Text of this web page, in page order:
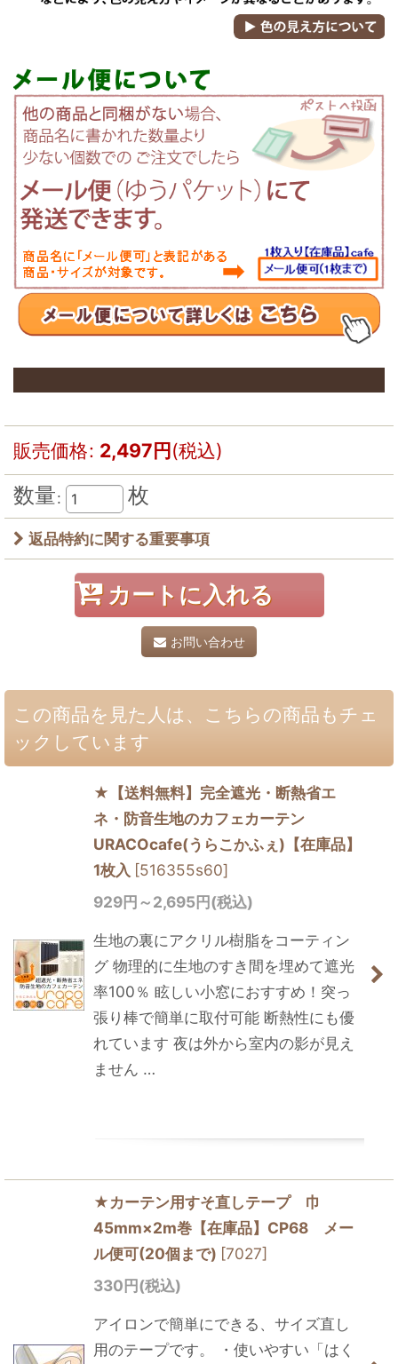
販売価格: 2,497円(税込)
数量: 枚
返品特約に関する重要事項
カートに入れる
お問い合わせ
この商品を見た人は、こちらの商品もチェ
ックしています
★【送料無料】完全遮光・断熱省エ
ネ・防音生地のカフェカーテン
URACOcafe(うらこかふぇ)【在庫品】
1枚入 [516355s60]
929円 ～2,695円(税込)
生地の裏にアクリル樹脂をコーティン
グ 物理的に生地のすき間を埋めて遮光
率100％ 眩しい小窓におすすめ！突っ
張り棒で簡単に取付可能 断熱性にも優
れています 夜は外から室内の影が見え
ません …
★カーテン用すそ直しテープ 巾
45mm×2m巻【在庫品】CP68 メー
ル便可(20個まで) [7027]
330円(税込)
アイロンで簡単にできる、サイズ直し
用のテープです。 ・使いやすい「はく